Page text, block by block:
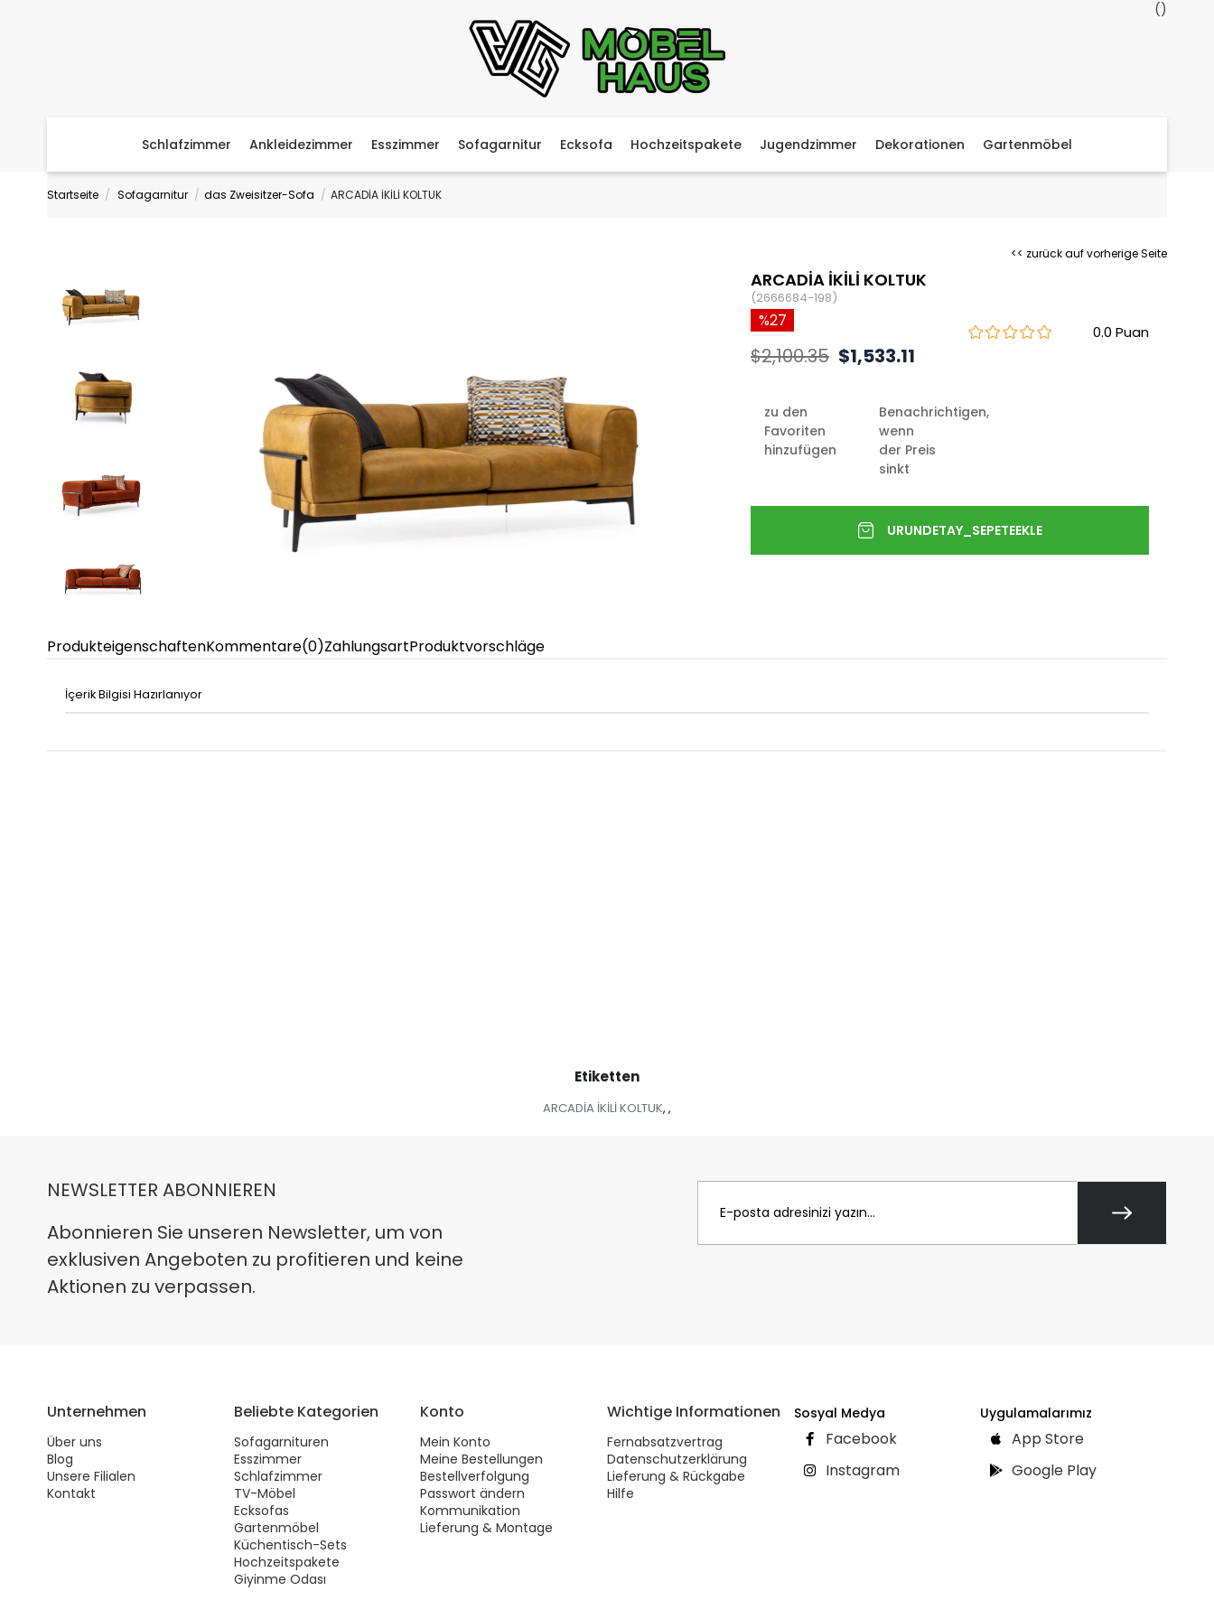
Schlafzimmer Ankleidezimmer Esszimmer Sofagarnitur Ecksofa Hochzeitspakete Jugendzimmer Dekorationen Gartenmöbel
Startseite Sofagarnitur das Zweisitzer-Sofa ARCADİA İKİLİ KOLTUK
<< zurück auf vorherige Seite
ARCADİA İKİLİ KOLTUK
(2666684-198)
0.0
27
$2,100.35 $1,533.11
zu den
Favoriten
hinzufügen
Benachrichtigen,
wenn
der Preis
sinkt
ProdukteigenschaftenKommentare(0)ZahlungsartProduktvorschläge
İçerik Bilgisi Hazırlanıyor
Etiketten
ARCADİA İKİLİ KOLTUK, ,
NEWSLETTER ABONNIEREN
Abonnieren Sie unseren Newsletter, um von
exklusiven Angeboten zu profitieren und keine
Aktionen zu verpassen.
Unternehmen
Über uns
Blog
Unsere Filialen
Kontakt
Beliebte Kategorien
Sofagarnituren
Esszimmer
Schlafzimmer
TV-Möbel
Ecksofas
Gartenmöbel
Küchentisch-Sets
Hochzeitspakete
Giyinme Odası
Konto
Mein Konto
Meine Bestellungen
Bestellverfolgung
Passwort ändern
Kommunikation
Lieferung & Montage
Wichtige Informationen
Fernabsatzvertrag
Datenschutzerklärung
Lieferung & Rückgabe
Hilfe
Sosyal Medya
Facebook
Instagram
Uygulamalarımız
App Store
Google Play